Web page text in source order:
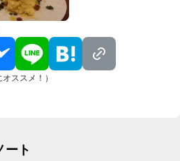
ススメ！）
ート